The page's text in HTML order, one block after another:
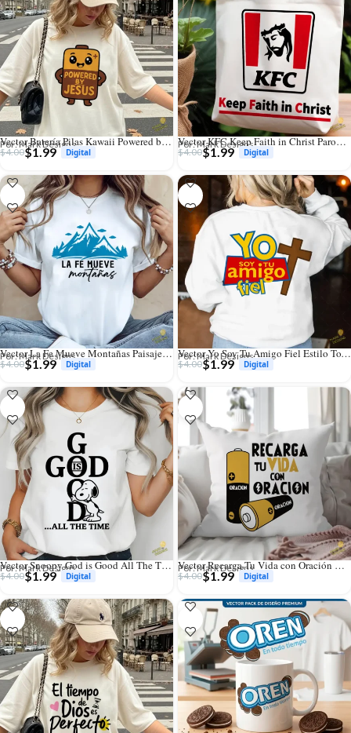
Vector Batería Pilas Kawaii Powered by Jesús para Sublimación y Stickers
Por: Mark Designs
$4.00$1.99
Vector KFC Keep Faith in Christ Parodia Logo para Sublimación
Por: Mark Designs
$4.00$1.99
Vector La Fe Mueve Montañas Paisaje Adventure para Sublimación
Por: Mark Designs
$4.00$1.99
Vector Yo Soy Tu Amigo Fiel Estilo Toy Story para Sublimación
Por: Mark Designs
$4.00$1.99
Vector Snoopy God is Good All The Time para Sublimación y Vinilo
Por: Mark Designs
$4.00$1.99
Vector Recarga Tu Vida con Oración Diseño Baterías Pilas para Sublimación
Por: Mark Designs
$4.00$1.99